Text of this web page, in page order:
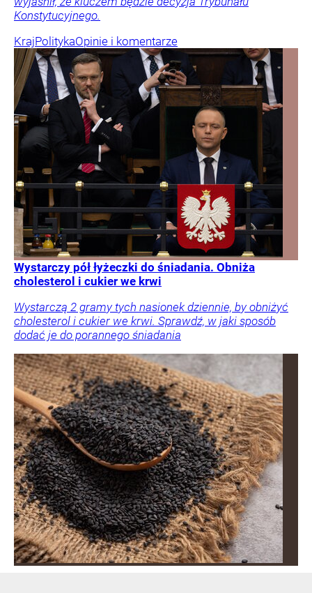
Konstytucyjnego.
KrajPolitykaOpinie i komentarze
Wystarczy pół łyżeczki do śniadania. Obniża
cholesterol i cukier we krwi
Wystarczą 2 gramy tych nasionek dziennie, by obniżyć
cholesterol i cukier we krwi. Sprawdź, w jaki sposób
dodać je do porannego śniadania